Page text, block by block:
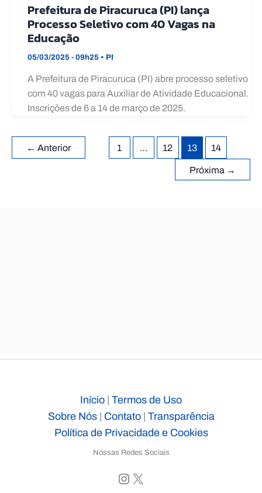
Prefeitura de Piracuruca (PI) lança
Processo Seletivo com 40 Vagas na
Educação
05/03/2025 - 09h25 • PI
A Prefeitura de Piracuruca (PI) abre processo seletivo
com 40 vagas para Auxiliar de Atividade Educacional.
Inscrições de 6 a 14 de março de 2025.
← Anterior 1 … 12 13 14
Próxima →
Início Termos de Uso
Sobre Nós| Contato| Transparência
Política de Privacidade e Cookies
Nossas Redes Sociais
Instagram
X